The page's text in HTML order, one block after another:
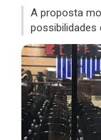
A proposta
possibilidades